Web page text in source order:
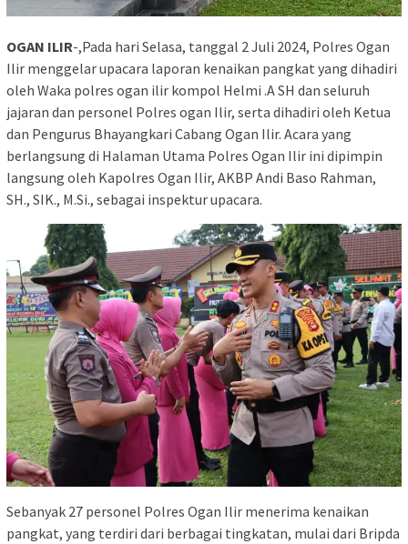
OGAN ILIR-,Pada hari Selasa, tanggal 2 Juli 2024, Polres Ogan
Ilir menggelar upacara laporan kenaikan pangkat yang dihadiri
oleh Waka polres ogan ilir kompol Helmi .A SH dan seluruh
jajaran dan personel Polres ogan Ilir, serta dihadiri oleh Ketua
dan Pengurus Bhayangkari Cabang Ogan Ilir. Acara yang
berlangsung di Halaman Utama Polres Ogan Ilir ini dipimpin
langsung oleh Kapolres Ogan Ilir, AKBP Andi Baso Rahman,
SH., SIK., M.Si., sebagai inspektur upacara.
Sebanyak 27 personel Polres Ogan Ilir menerima kenaikan
pangkat, yang terdiri dari berbagai tingkatan, mulai dari Bripda